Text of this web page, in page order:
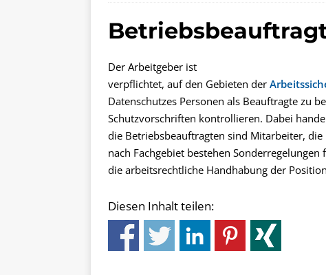
Der Arbeitgeber ist
verpflichtet, auf den Gebieten der
Datenschutzes Personen als Beauftragte zu
Schutzvorschriften kontrollieren. Dabei
die Betriebsbeauftragten sind Mitarbeiter,
nach Fachgebiet bestehen Sonderregelungen
die arbeitsrechtliche Handhabung der
Diesen Inhalt teilen: